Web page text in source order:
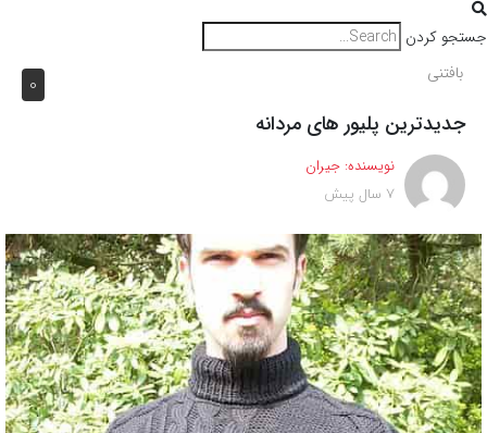
جستجو کردن
0 بافتنی
جدیدترین پلیور های مردانه
نویسنده: جیران
7 سال پیش